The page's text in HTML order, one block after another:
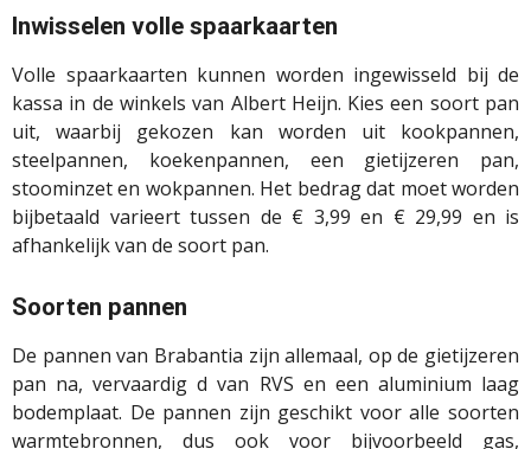
Inwisselen volle spaarkaarten
Volle spaarkaarten kunnen worden ingewisseld bij de
kassa in de winkels van Albert Heijn. Kies een soort pan
uit, waarbij gekozen kan worden uit kookpannen,
steelpannen, koekenpannen, een gietijzeren pan,
stoominzet en wokpannen. Het bedrag dat moet worden
bijbetaald varieert tussen de € 3,99 en € 29,99 en is
afhankelijk van de soort pan.
Soorten pannen
De pannen van Brabantia zijn allemaal, op de gietijzeren
pan na, vervaardig d van RVS en een aluminium laag
bodemplaat. De pannen zijn geschikt voor alle soorten
warmtebronnen, dus ook voor bijvoorbeeld gas,